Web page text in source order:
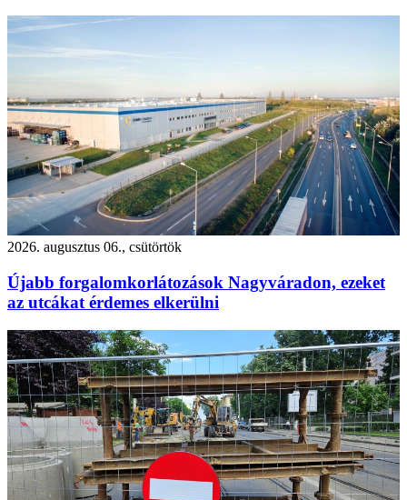
2026. augusztus 06., csütörtök
Újabb forgalomkorlátozások Nagyváradon, ezeket
az utcákat érdemes elkerülni